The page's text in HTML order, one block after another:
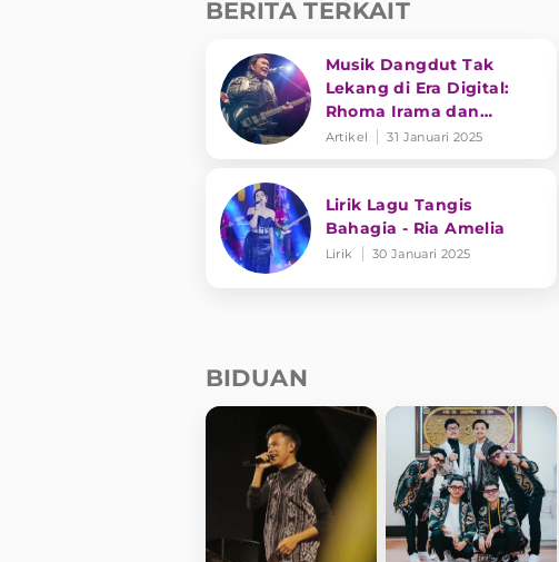
BERITA TERKAIT
Musik Dangdut Tak
Lekang di Era Digital:
Rhoma Irama dan
Transformasi Genre
Artikel 31 Januari 2025
Lirik Lagu Tangis
Bahagia - Ria Amelia
Lirik 30 Januari 2025
BIDUAN